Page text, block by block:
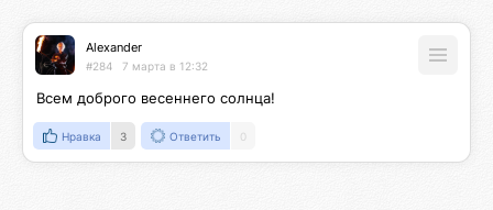
Alexander
#284 7 марта в 12:32
Всем доброго весеннего солнца!
Нравка 3 Ответить 0